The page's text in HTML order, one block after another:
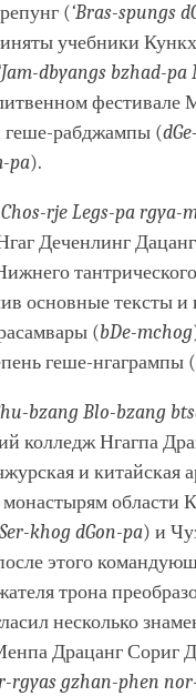
(‘Bras-spungs
учебники
dbyangs bzhad-
геше-рабджампы (
pa).
Chos-rje Legs-pa rgya-
Деченлинг
основные тексты
(bDe-mchog
геше-нгагрампы (
bzang Blo-bzang
колледж Нгагпа
и китайская
области
khog dGon-pa) и
этого
трона
несколько
Драцанг Сориг
rgyas gzhan-phen